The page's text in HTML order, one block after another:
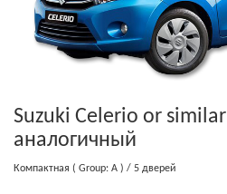
Suzuki Celerio or similar
аналогичный
Компактная ( Group: A ) / 5 дверей